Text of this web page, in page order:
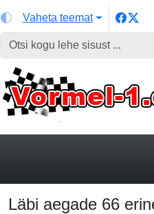
Vaheta teemat
Läbi aegade 66